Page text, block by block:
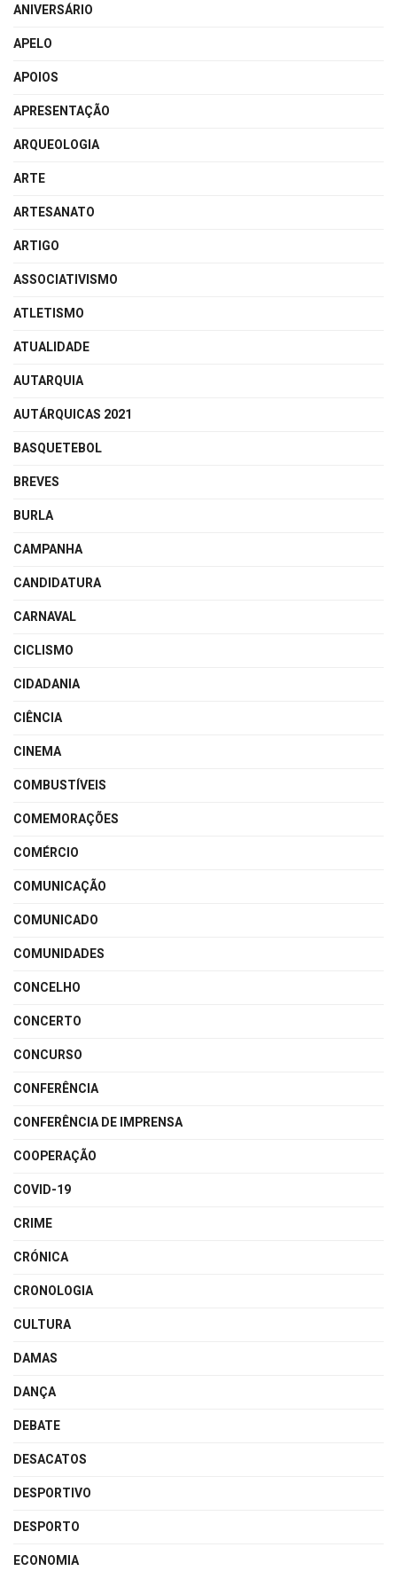
ANIVERSÁRIO
APELO
APOIOS
APRESENTAÇÃO
ARQUEOLOGIA
ARTE
ARTESANATO
ARTIGO
ASSOCIATIVISMO
ATLETISMO
ATUALIDADE
AUTARQUIA
AUTÁRQUICAS 2021
BASQUETEBOL
BREVES
BURLA
CAMPANHA
CANDIDATURA
CARNAVAL
CICLISMO
CIDADANIA
CIÊNCIA
CINEMA
COMBUSTÍVEIS
COMEMORAÇÕES
COMÉRCIO
COMUNICAÇÃO
COMUNICADO
COMUNIDADES
CONCELHO
CONCERTO
CONCURSO
CONFERÊNCIA
CONFERÊNCIA DE IMPRENSA
COOPERAÇÃO
COVID-19
CRIME
CRÓNICA
CRONOLOGIA
CULTURA
DAMAS
DANÇA
DEBATE
DESACATOS
DESPORTIVO
DESPORTO
ECONOMIA